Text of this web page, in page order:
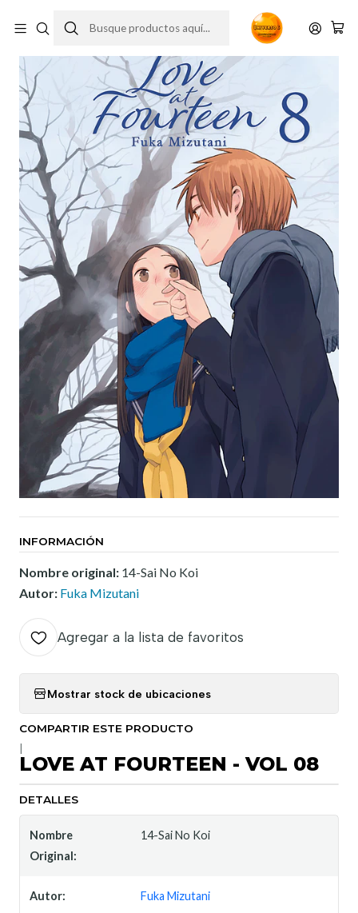
INFORMACIÓN
Nombre original: 14-Sai No Koi
Autor: Fuka Mizutani
Agregar a la lista de favoritos
Mostrar stock de ubicaciones
COMPARTIR ESTE PRODUCTO
LOVE AT FOURTEEN - VOL 08
DETALLES
Nombre
Original:
14-Sai No Koi
Autor: Fuka Mizutani